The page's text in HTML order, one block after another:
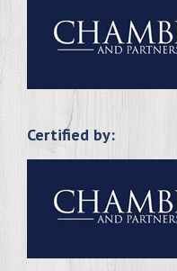
Certified by: